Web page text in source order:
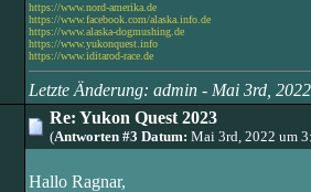
https://www.nord-amerika.de
https://www.facebook.com/alaska.info.de
https://www.alaska-dogmushing.de
https://www.yukonquest.info
https://www.iditarod-race.de
Letzte Änderung: admin - Mai 3rd,
Re: Yukon Quest 2023
(Antworten #3 Datum: Mai 3rd, 2022 um
Hallo Ragnar,